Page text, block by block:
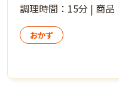
旨い！ビールにもよく
みでお皿に盛ったお料
１程度をのせ”追いサ
調理時間：15分 | 商品
おかず